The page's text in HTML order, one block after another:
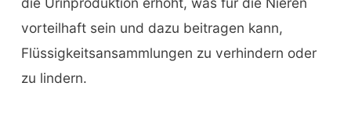
vorteilhaft sein und dazu beitragen kann,
Flüssigkeitsansammlungen zu verhindern oder
zu lindern.